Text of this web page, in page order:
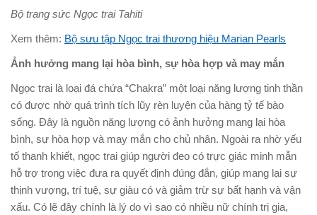
Bộ trang sức Ngọc trai Tahiti
Xem thêm: Bộ sưu tập Ngọc trai thương hiệu Marian Pearls
Ảnh hưởng mang lại hòa bình, sự hòa hợp và may mắn
Ngọc trai là loại đá chứa “Chakra” một loại năng lượng tinh thần
có được nhờ quá trình tích lũy rèn luyện của hàng tỷ tế bào
sống. Đây là nguồn năng lượng có ảnh hưởng mang lại hòa
bình, sự hòa hợp và may mắn cho chủ nhân. Ngoài ra nhờ yếu
tố thanh khiết, ngọc trai giúp người đeo có trực giác minh mẫn
hỗ trợ trong việc đưa ra quyết định đúng đắn, giúp mang lại sự
thịnh vượng, trí tuệ, sự giàu có và giảm trừ sự bất hạnh và vận
xấu. Có lẽ đây chính là lý do vì sao có nhiều nữ chính trị gia,